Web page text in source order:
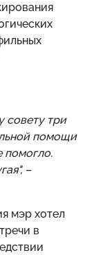
совету три
помощи
помогло.
–
мэр хотел
в